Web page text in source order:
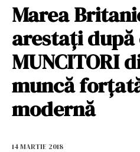
Marea
arestați după
MUNCITORI
muncă
modernă
14 MARTIE 2018